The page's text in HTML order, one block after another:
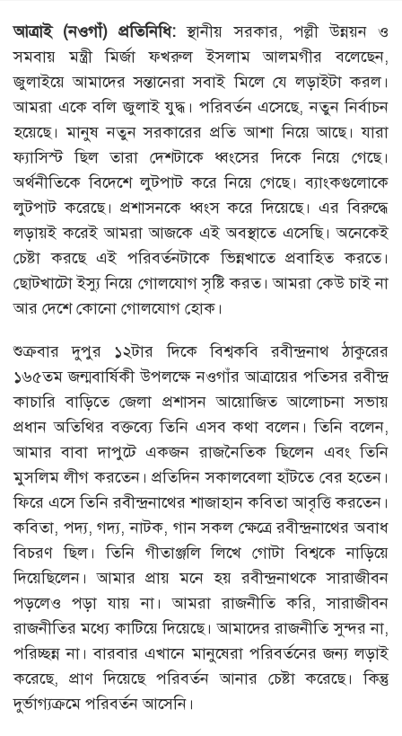
আত্রাই (নওগাঁ) প্রতিনিধি: স্থানীয় সরকার, পল্লী উন্নয়ন ও
সমবায় মন্ত্রী মির্জা ফখরুল ইসলাম আলমগীর বলেছেন,
জুলাইয়ে আমাদের সন্তানেরা সবাই মিলে যে লড়াইটা করল।
আমরা একে বলি জুলাই যুদ্ধ। পরিবর্তন এসেছে, নতুন নির্বাচন
হয়েছে। মানুষ নতুন সরকারের প্রতি আশা নিয়ে আছে। যারা
ফ্যাসিস্ট ছিল তারা দেশটাকে ধ্বংসের দিকে নিয়ে গেছে।
অর্থনীতিকে বিদেশে লুটপাট করে নিয়ে গেছে। ব্যাংকগুলোকে
লুটপাট করেছে। প্রশাসনকে ধ্বংস করে দিয়েছে। এর বিরুদ্ধে
লড়ায়ই করেই আমরা আজকে এই অবস্থাতে এসেছি। অনেকেই
চেষ্টা করছে এই পরিবর্তনটাকে ভিন্নখাতে প্রবাহিত করতে।
ছোটখাটো ইস্যু নিয়ে গোলযোগ সৃষ্টি করত। আমরা কেউ চাই না
আর দেশে কোনো গোলযোগ হোক।
শুক্রবার দুপুর ১২টার দিকে বিশ্বকবি রবীন্দ্রনাথ ঠাকুরের
১৬৫তম জন্মবার্ষিকী উপলক্ষে নওগাঁর আত্রায়ের পতিসর রবীন্দ্র
কাচারি বাড়িতে জেলা প্রশাসন আয়োজিত আলোচনা সভায়
প্রধান অতিথির বক্তব্যে তিনি এসব কথা বলেন। তিনি বলেন,
আমার বাবা দাপুটে একজন রাজনৈতিক ছিলেন এবং তিনি
মুসলিম লীগ করতেন। প্রতিদিন সকালবেলা হাঁটতে বের হতেন।
ফিরে এসে তিনি রবীন্দ্রনাথের শাজাহান কবিতা আবৃত্তি করতেন।
কবিতা, পদ্য, গদ্য, নাটক, গান সকল ক্ষেত্রে রবীন্দ্রনাথের অবাধ
বিচরণ ছিল। তিনি গীতাঞ্জলি লিখে গোটা বিশ্বকে নাড়িয়ে
দিয়েছিলেন। আমার প্রায় মনে হয় রবীন্দ্রনাথকে সারাজীবন
পড়লেও পড়া যায় না। আমরা রাজনীতি করি, সারাজীবন
রাজনীতির মধ্যে কাটিয়ে দিয়েছে। আমাদের রাজনীতি সুন্দর না,
পরিচ্ছন্ন না। বারবার এখানে মানুষেরা পরিবর্তনের জন্য লড়াই
করেছে, প্রাণ দিয়েছে পরিবর্তন আনার চেষ্টা করেছে। কিন্তু
দুর্ভাগ্যক্রমে পরিবর্তন আসেনি।